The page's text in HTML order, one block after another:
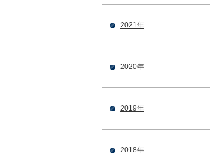
2021年
2020年
2019年
2018年